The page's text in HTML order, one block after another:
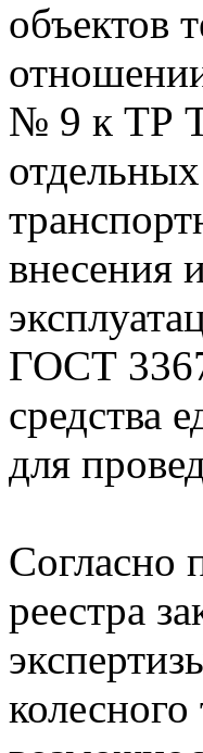
объектов
№ 9 к ТР
внесения
ГОСТ
средства
для
Согласно
реестра